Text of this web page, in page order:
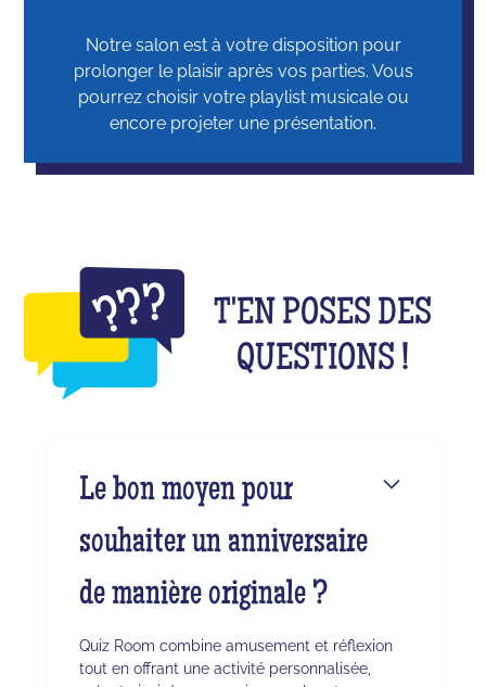
Notre salon est à votre disposition pour
prolonger le plaisir après vos parties. Vous
pourrez choisir votre playlist musicale ou
encore projeter une présentation.
T'EN POSES DES
QUESTIONS !
Le bon moyen pour
souhaiter un anniversaire
de manière originale ?
Quiz Room combine amusement et réflexion
tout en offrant une activité personnalisée,